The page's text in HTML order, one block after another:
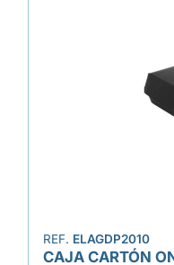
REF. ELAGDP2010
CAJA CARTÓN